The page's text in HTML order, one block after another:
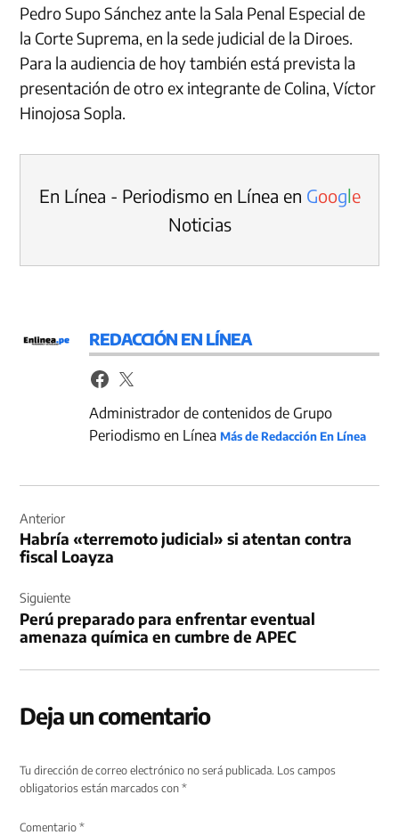
Pedro Supo Sánchez ante la Sala Penal Especial de
la Corte Suprema, en la sede judicial de la Diroes.
Para la audiencia de hoy también está prevista la
presentación de otro ex integrante de Colina, Víctor
Hinojosa Sopla.
En Línea - Periodismo en Línea en Google
Noticias
REDACCIÓN EN LÍNEA
Administrador de contenidos de Grupo
Periodismo en LíneaMás de Redacción En Línea
de
entradas
Anterior
Habría «terremoto judicial» si atentan contra
fiscal Loayza
Siguiente
Perú preparado para enfrentar eventual
amenaza química en cumbre de APEC
Deja un comentario
Tu dirección de correo electrónico no será publicada. Los campos
obligatorios están marcados con*
Comentario*